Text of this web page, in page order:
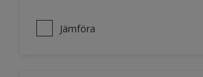
Jämföra